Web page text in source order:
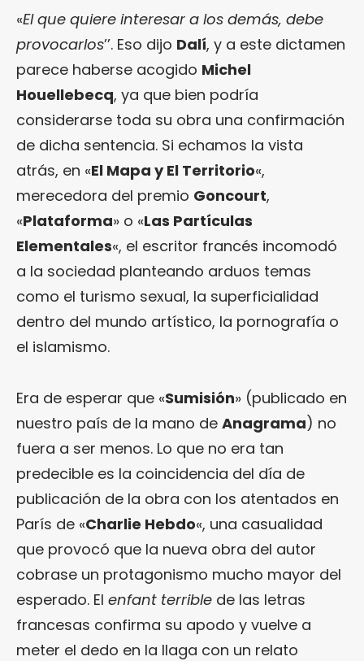
«El que quiere interesar a los demás, debe
provocarlos’’. Eso dijo Dalí, y a este dictamen
parece haberse acogido Michel
Houellebecq, ya que bien podría
considerarse toda su obra una confirmación
de dicha sentencia. Si echamos la vista
atrás, en «El Mapa y El Territorio«,
merecedora del premio Goncourt,
«Plataforma» o «Las Partículas
Elementales«, el escritor francés incomodó
a la sociedad planteando arduos temas
como el turismo sexual, la superficialidad
dentro del mundo artístico, la pornografía o
el islamismo.
Era de esperar que «Sumisión» (publicado en
nuestro país de la mano de Anagrama) no
fuera a ser menos. Lo que no era tan
predecible es la coincidencia del día de
publicación de la obra con los atentados en
París de «Charlie Hebdo«, una casualidad
que provocó que la nueva obra del autor
cobrase un protagonismo mucho mayor del
esperado. El enfant terrible de las letras
francesas confirma su apodo y vuelve a
meter el dedo en la llaga con un relato